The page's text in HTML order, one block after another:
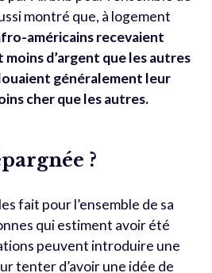
montré que, à logement
américains recevaient
d’argent que les autres
généralement leur
cher que les autres.
?
fait pour l’ensemble de sa
qui estiment avoir été
peuvent introduire une
tenter d’avoir une idée de